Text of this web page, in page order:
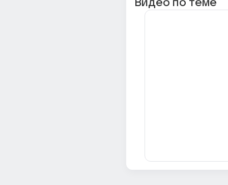
Видео по теме